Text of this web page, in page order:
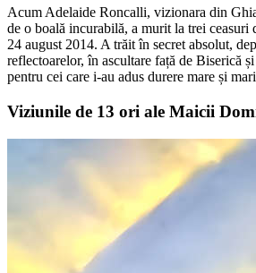
Acum Adelaide Roncalli, vizionara din
de o boală incurabilă, a murit la trei ceasuri
24 august 2014. A trăit în secret absolut,
reflectoarelor, în ascultare față de Biserică
pentru cei care i-au adus durere mare și
Viziunile de 13 ori ale Maicii